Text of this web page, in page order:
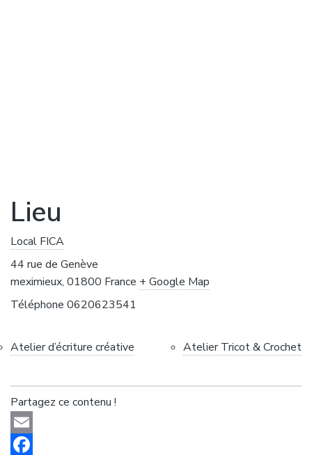
Lieu
Local FICA
44 rue de Genève
meximieux, 01800 France + Google Map
Téléphone 0620623541
Atelier d’écriture créative Atelier Tricot & Crochet
Partagez ce contenu !
Email